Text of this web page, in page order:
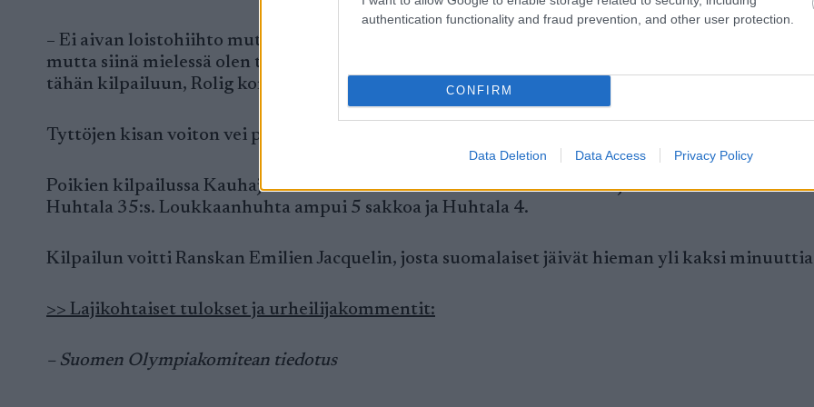
authentication functionality and fraud prevention, and other user protection.
CONFIRM
Data Deletion Data Access Privacy Policy
– Ei aivan loistohiihto mutta hyvä kuitenkin. Nousujohteinen kisa. Ohilaukaukset tietysti
mutta siinä mielessä olen tyytyväinen että avauskisan katastrofiammunnan jälkeen sain
tähän kilpailuun, Rolig kommentoi.
Tyttöjen kisan voiton vei puhtaasti ampunut Puolan Kinga Mitoraj.
Poikien kilpailussa Kauhajoen Karhun Mikko Loukkaanhuhta oli 47:s ja Oulun Hiihtoseuran
Huhtala 35:s. Loukkaanhuhta ampui 5 sakkoa ja Huhtala 4.
Kilpailun voitti Ranskan Emilien Jacquelin, josta suomalaiset jäivät hieman yli kaksi
>> Lajikohtaiset tulokset ja urheilijakommentit:
– Suomen Olympiakomitean tiedotus